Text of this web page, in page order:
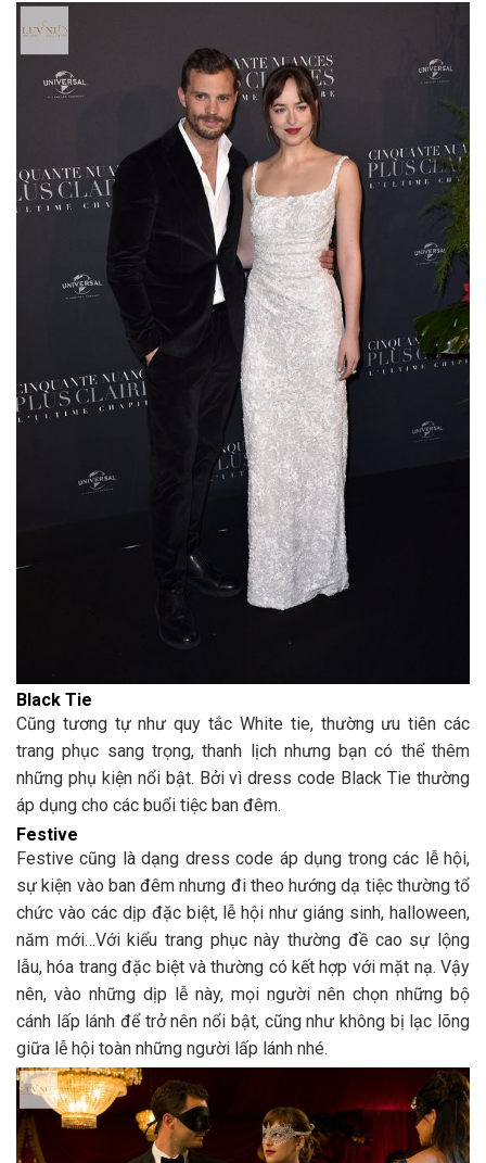
Black Tie
Cũng tương tự như quy tắc White tie, thường ưu tiên các
trang phục sang trọng, thanh lịch nhưng bạn có thể thêm
những phụ kiện nổi bật. Bởi vì dress code Black Tie thường
áp dụng cho các buổi tiệc ban đêm.
Festive
Festive cũng là dạng dress code áp dụng trong các lễ hội,
sự kiện vào ban đêm nhưng đi theo hướng dạ tiệc thường tổ
chức vào các dịp đặc biệt, lễ hội như giáng sinh, halloween,
năm mới…Với kiểu trang phục này thường đề cao sự lộng
lẫu, hóa trang đặc biệt và thường có kết hợp với mặt nạ. Vậy
nên, vào những dịp lễ này, mọi người nên chọn những bộ
cánh lấp lánh để trở nên nổi bật, cũng như không bị lạc lõng
giữa lễ hội toàn những người lấp lánh nhé.